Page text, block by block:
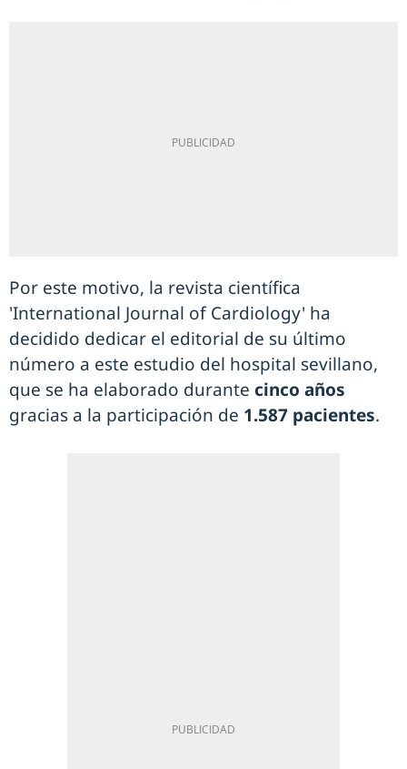
Por este motivo, la revista científica
'International Journal of Cardiology' ha
decidido dedicar el editorial de su último
número a este estudio del hospital sevillano,
que se ha elaborado durante cinco años
gracias a la participación de 1.587 pacientes.